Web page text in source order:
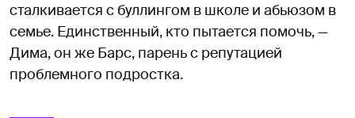
сталкивается с буллингом в школе и абьюзом в
семье. Единственный, кто пытается помочь, —
Дима, он же Барс, парень с репутацией
проблемного подростка.